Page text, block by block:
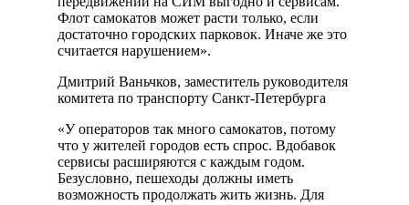
Флот самокатов может расти только, если
достаточно городских парковок. Иначе же это
считается нарушением».
Дмитрий Ваньчков, заместитель руководителя
комитета по транспорту Санкт-Петербурга
«У операторов так много самокатов, потому
что у жителей городов есть спрос. Вдобавок
сервисы расширяются с каждым годом.
Безусловно, пешеходы должны иметь
возможность продолжать жить жизнь. Для